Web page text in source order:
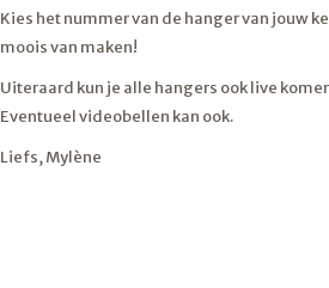
Kies het nummer van de hanger van jouw
moois van maken!
Uiteraard kun je alle hangers ook live
Eventueel videobellen kan ook.
Liefs, Mylène